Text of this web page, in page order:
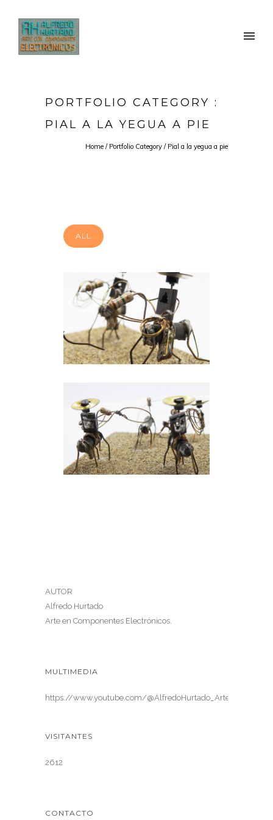
PORTFOLIO CATEGORY :
PIAL A LA YEGUA A PIE
Home / Portfolio Category / Pial a la yegua a pie
ALL
PIAL A LA YEGUA A PIE
Pial a la yegua a pie
PIE PIAL DE YEGUA
Pial a la yegua a pie
AUTOR
Alfredo Hurtado
Arte en Componentes Electrónicos.
MULTIMEDIA
https://www.youtube.com/@AlfredoHurtado_ArteElectronica
VISITANTES
2612
CONTACTO